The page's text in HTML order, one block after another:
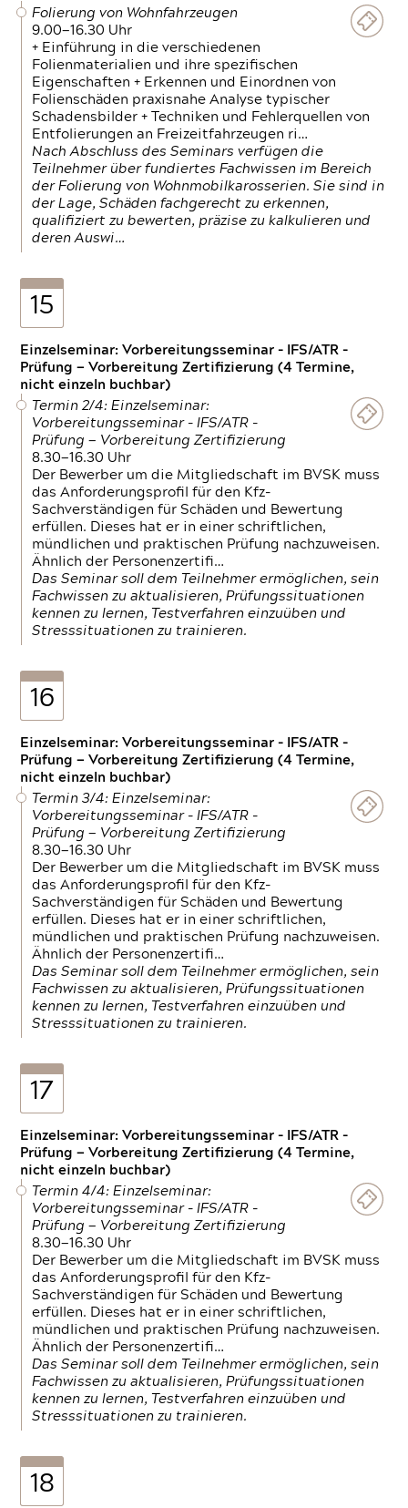
Folierung von Wohnfahrzeugen
9.00—16.30 Uhr
+ Einführung in die verschiedenen
Folienmaterialien und ihre spezifischen
Eigenschaften + Erkennen und Einordnen von
Folienschäden praxisnahe Analyse typischer
Schadensbilder + Techniken und Fehlerquellen von
Entfolierungen an Freizeitfahrzeugen ri…
Nach Abschluss des Seminars verfügen die
Teilnehmer über fundiertes Fachwissen im Bereich
der Folierung von Wohnmobilkarosserien. Sie sind in
der Lage, Schäden fachgerecht zu erkennen,
qualifiziert zu bewerten, präzise zu kalkulieren und
deren Auswi…
15
Einzelseminar: Vorbereitungsseminar - IFS/ATR -
Prüfung — Vorbereitung Zertifizierung (4 Termine,
nicht einzeln buchbar)
Termin 2/4: Einzelseminar:
Vorbereitungsseminar - IFS/ATR -
Prüfung — Vorbereitung Zertifizierung
8.30—16.30 Uhr
Der Bewerber um die Mitgliedschaft im BVSK muss
das Anforderungsprofil für den Kfz-
Sachverständigen für Schäden und Bewertung
erfüllen. Dieses hat er in einer schriftlichen,
mündlichen und praktischen Prüfung nachzuweisen.
Ähnlich der Personenzertifi…
Das Seminar soll dem Teilnehmer ermöglichen, sein
Fachwissen zu aktualisieren, Prüfungssituationen
kennen zu lernen, Testverfahren einzuüben und
Stresssituationen zu trainieren.
16
Einzelseminar: Vorbereitungsseminar - IFS/ATR -
Prüfung — Vorbereitung Zertifizierung (4 Termine,
nicht einzeln buchbar)
Termin 3/4: Einzelseminar:
Vorbereitungsseminar - IFS/ATR -
Prüfung — Vorbereitung Zertifizierung
8.30—16.30 Uhr
Der Bewerber um die Mitgliedschaft im BVSK muss
das Anforderungsprofil für den Kfz-
Sachverständigen für Schäden und Bewertung
erfüllen. Dieses hat er in einer schriftlichen,
mündlichen und praktischen Prüfung nachzuweisen.
Ähnlich der Personenzertifi…
Das Seminar soll dem Teilnehmer ermöglichen, sein
Fachwissen zu aktualisieren, Prüfungssituationen
kennen zu lernen, Testverfahren einzuüben und
Stresssituationen zu trainieren.
17
Einzelseminar: Vorbereitungsseminar - IFS/ATR -
Prüfung — Vorbereitung Zertifizierung (4 Termine,
nicht einzeln buchbar)
Termin 4/4: Einzelseminar:
Vorbereitungsseminar - IFS/ATR -
Prüfung — Vorbereitung Zertifizierung
8.30—16.30 Uhr
Der Bewerber um die Mitgliedschaft im BVSK muss
das Anforderungsprofil für den Kfz-
Sachverständigen für Schäden und Bewertung
erfüllen. Dieses hat er in einer schriftlichen,
mündlichen und praktischen Prüfung nachzuweisen.
Ähnlich der Personenzertifi…
Das Seminar soll dem Teilnehmer ermöglichen, sein
Fachwissen zu aktualisieren, Prüfungssituationen
kennen zu lernen, Testverfahren einzuüben und
Stresssituationen zu trainieren.
18